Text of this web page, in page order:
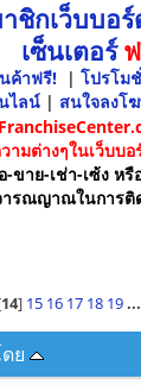
ชิกเว็บบอ
เซ็นเตอร์
ค้าฟรี! | โปรโม
ไลน์ | สนใจลงโ
ามต่างๆในเว็บบอ
-ขาย-เช่า-เซ้ง ห
ารณญาณในการติ
14] 15 16 17 18 19 ...
ย